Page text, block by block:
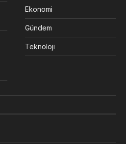
Ekonomi
Gündem
Teknoloji